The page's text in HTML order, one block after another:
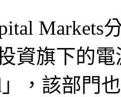
Markets
資旗下的
」，該部門